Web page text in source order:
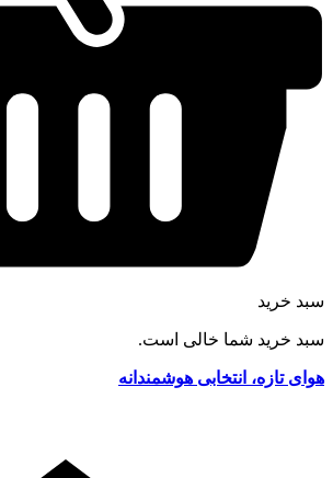
سبد خرید
سبد خرید شما خالی است.
هوای تازه، انتخابی هوشمندانه